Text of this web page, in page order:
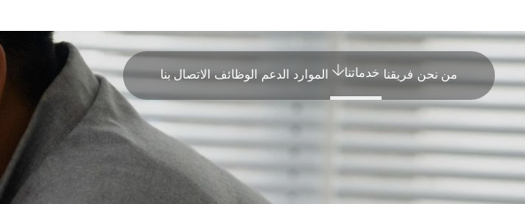
من نحن فريقنا خدماتنا الموارد الدعم الوظائف الاتصال بنا